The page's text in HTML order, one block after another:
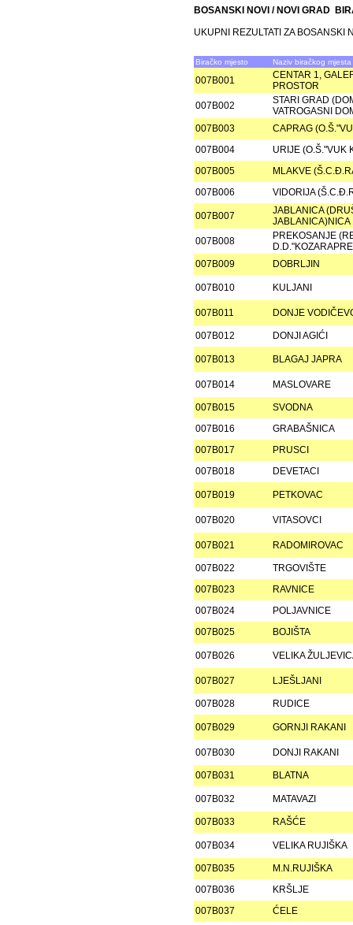
BOSANSKI NOVI / NOVI GRAD
UKUPNI REZULTATI ZA BOSANSKI
Biračko mjesto Naziv biračkog mjesta
007B001
CENTAR 1,
PROSTOR
007B002
STARI GRAD
VATROGASNI
007B003
CAPRAG
007B004
URIJE (O.Š."VUK
007B005
MLAKVE
007B006
VIDORIJA
007B007
JABLANICA
JABLANICA)NICA
007B008
PREKOSANJE
007B009
DOBRLJIN
007B010 KULJANI
007B011 DONJE
007B012 DONJI AGIĆI
007B013 BLAGAJ JAPRA
007B014 MASLOVARE
007B015
SVODNA
007B016
GRABAŠNICA
007B017
PRUSCI
007B018
DEVETACI
007B019 PETKOVAC
007B020 VITASOVCI
007B021 RADOMIROVAC
007B022
TRGOVIŠTE
007B023
RAVNICE
007B024
POLJAVNICE
007B025
BOJIŠTA
007B026 VELIKA
007B027 LJEŠLJANI
007B028 RUDICE
007B029 GORNJI RAKANI
007B030 DONJI RAKANI
007B031 BLATNA
007B032 MATAVAZI
007B033 RAŠĆE
007B034 VELIKA RUJIŠKA
007B035
M.N.RUJIŠKA
007B036
KRŠLJE
007B037
ĆELE